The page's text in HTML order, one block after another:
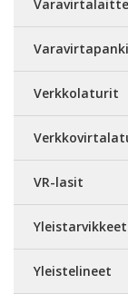
Verkkolaturit
VR-lasit
Yleistarvikkeet
Yleistelineet